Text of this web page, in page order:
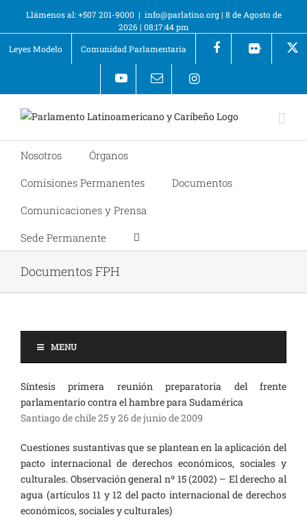
Llámenos al: +507 201-9000 | info@parlatino.org| 8 de Agosto de
2026 | 08:17:44 pm
Leyes Modelo
Comunidad Parlamentaria +
Nosotros
Órganos
Comisiones Permanentes
Documentos
Comunicaciones y Prensa
Sede Permanente
Documentos FPH
MENU
Síntesis primera reunión preparatoria del frente
parlamentario contra el hambre para Sudamérica
Santiago de chile 25 y 26 de junio de 2009
Cuestiones sustantivas que se plantean en la aplicación del
pacto internacional de derechos económicos, sociales y
culturales. Observación general nº 15 (2002) – El derecho al
agua (artículos 11 y 12 del pacto internacional de derechos
económicos, sociales y culturales)